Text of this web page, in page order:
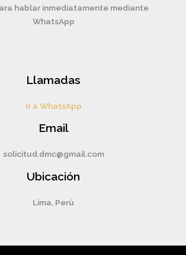
hablar inmediatamente mediante
WhatsApp
Llamadas
Ir a WhatsApp
Email
solicitud.dmc@gmail.com
Ubicación
Lima, Perú